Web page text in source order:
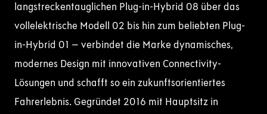
langstreckentauglichen Plug-in-Hybrid 08 über das
vollelektrische Modell 02 bis hin zum beliebten Plug-
in-Hybrid 01 – verbindet die Marke dynamisches,
modernes Design mit innovativen Connectivity-
Lösungen und schafft so ein zukunftsorientiertes
Fahrerlebnis. Gegründet 2016 mit Hauptsitz in